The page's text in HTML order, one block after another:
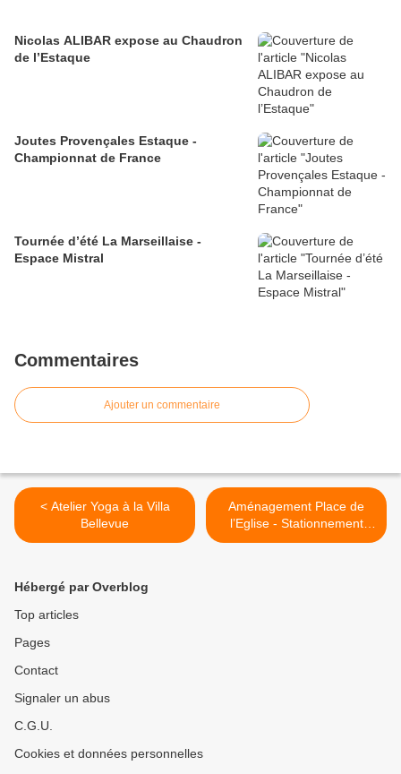
Nicolas ALIBAR expose au Chaudron
de l’Estaque
Joutes Provençales Estaque -
Championnat de France
Tournée d’été La Marseillaise -
Espace Mistral
Commentaires
Ajouter un commentaire
< Atelier Yoga à la Villa
Bellevue
Aménagement Place de
l’Eglise - Stationnement
interdit 🚫 >
Hébergé par Overblog
Top articles
Pages
Contact
Signaler un abus
C.G.U.
Cookies et données personnelles